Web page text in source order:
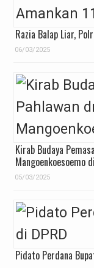
Razia Balap Liar,
06/03/2025
Kirab Budaya
Mangoenkoesoemo
05/03/2025
Pidato Perdana